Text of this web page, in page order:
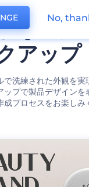
な設定
アップ
で洗練された外観を実
ップで製品デザインを
プロセスをお楽しみ
No,